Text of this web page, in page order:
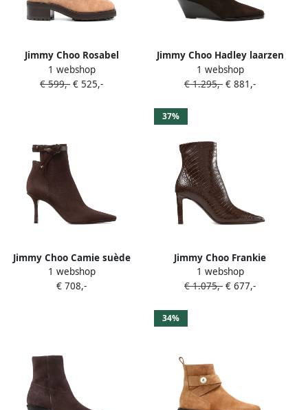
Jimmy Choo Rosabel
veterlaarzen Bruin
1 webshop
€ 599,- € 525,-
Jimmy Choo Hadley laarzen
met suède sleehak Bruin
1 webshop
€ 1.295,- € 881,-
Jimmy Choo Camie suède
enkellaarzen Bruin
1 webshop
€ 708,-
37%
Jimmy Choo Frankie
enkellaarzen Bruin
1 webshop
€ 1.075,- € 677,-
34%